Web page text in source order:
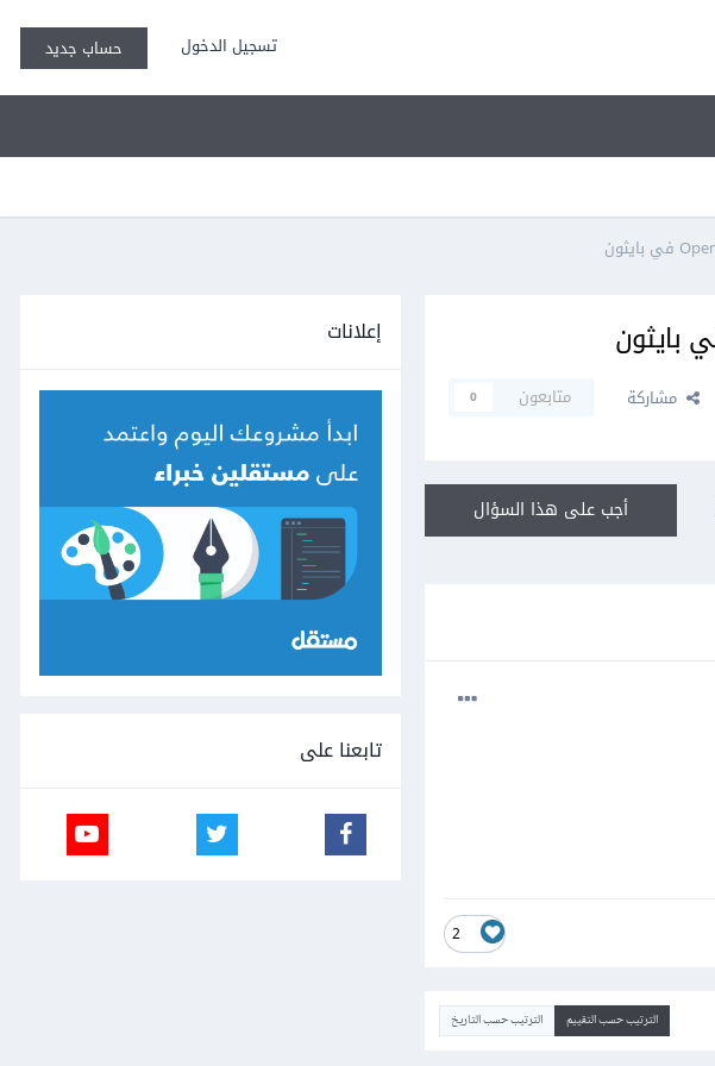
تسجيل الدخول حساب جديد
مشاركة متابعون 0
أجب على هذا السؤال
2
الترتيب حسب التقييم الترتيب حسب التاريخ
إعلانات
تابعنا على